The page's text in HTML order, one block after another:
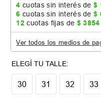
4 cuotas sin interés de$
6 cuotas sin interés de$
12 cuotas fijas de $ 3854
Ver todos los medios de
30 31 32 33